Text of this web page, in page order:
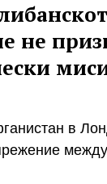
не
в